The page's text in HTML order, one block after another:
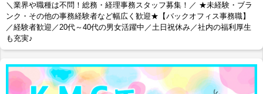
＼業界や職種は不問！総務・経理事務スタッフ募集！／ ★未経験・ブラ
ンク・その他の事務経験者など幅広く歓迎★【バックオフィス事務職】
／経験者歓迎／20代～40代の男女活躍中／土日祝休み／社内の福利厚生
も充実♪